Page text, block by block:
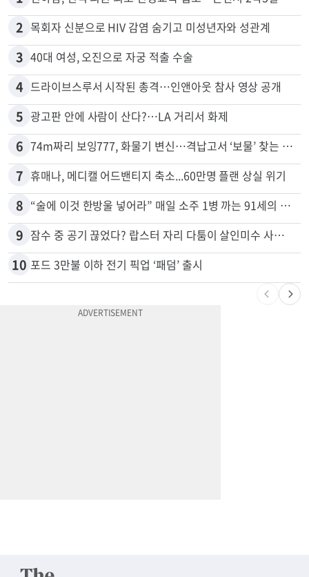
많이 본 뉴스
1
2 목회자 신분으로 HIV 감염 숨기고 미성년자와 성관계
3 40대 여성, 오진으로 자궁 적출 수술
4 드라이브스루서 시작된 총격…인앤아웃 참사 영상 공개
5 광고판 안에 사람이 산다?…LA 거리서 화제
6 74m짜리 보잉777, 화물기 변신…격납고서 ‘보물’ 찾는 인천공항
7 휴매나, 메디캘 어드밴티지 축소...60만명 플랜 상실 위기
8 “술에 이것 한방울 넣어라” 매일 소주 1병 까는 91세의 철칙
9